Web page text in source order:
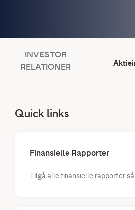
INVESTOR
RELATIONER
Quick links
Finansielle Rapporter
Tilgå alle finansielle rapporter